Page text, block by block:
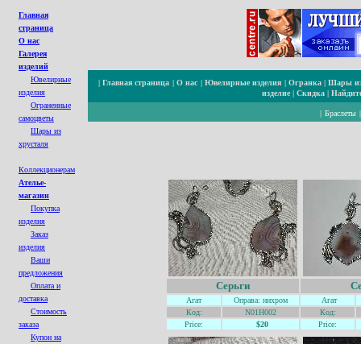
Главная
страница
О нас
Галерея
изделий
Ювелирные
изделия
Ограненные
cамоцветы
Шары из
хрусталя
Коллекционерам
Ателье-
магазин
Покупка
изделия
Заказ
изделия
Ваши
предложения
Оплата и
доставка
Стоимость
заказа
Купон на
| Главная страница | О нас | Ювелирные изделия | Огранка | Шары из
изделие | Скидка |
| Браслеты
Серьги
Агат Оправа: нихром
Агат
Код:
N01H002
Код:
Price:
$20 Price: